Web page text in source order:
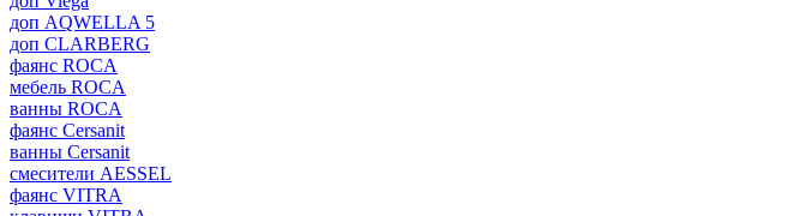
доп AQWELLA 5
доп CLARBERG
фаянс ROCA
мебель ROCA
ванны ROCA
фаянс Cersanit
ванны Cersanit
смесители AESSEL
фаянс VITRA